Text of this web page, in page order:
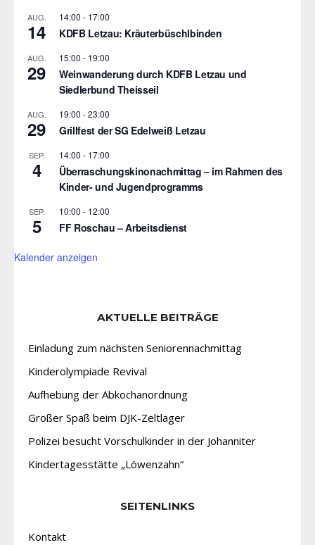
AUG.
14
14:00 - 17:00
KDFB Letzau: Kräuterbüschlbinden
AUG.
29
15:00 - 19:00
Weinwanderung durch KDFB Letzau und
Siedlerbund Theisseil
AUG.
29
19:00 -23:00
Grillfest der SG Edelweiß Letzau
SEP.
4
14:00 - 17:00
Überraschungskinonachmittag – im Rahmen des
Kinder- und Jugendprogramms
SEP.
5
10:00 - 12:00
FF Roschau – Arbeitsdienst
Kalender anzeigen
AKTUELLE BEITRÄGE
Einladung zum nächsten Seniorennachmittag
Kinderolympiade Revival
Aufhebung der Abkochanordnung
Großer Spaß beim DJK-Zeltlager
Polizei besucht Vorschulkinder in der Johanniter
Kindertagesstätte „Löwenzahn“
SEITENLINKS
Kontakt